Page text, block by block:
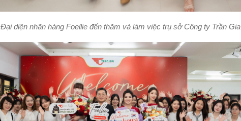
Đại diện nhãn hàng Foellie đến thăm và làm việc trụ sở Công ty Trần Gia